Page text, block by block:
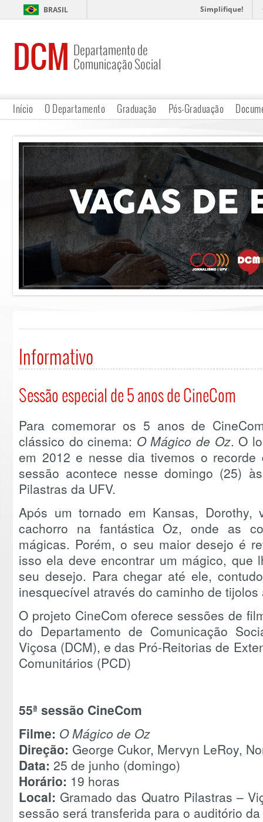
BRASIL Simplifique!
DCM Departamento de
Comunicação Social
Início O Departamento Graduação Pós-Graduação
Informativo
Sessão especial de 5 anos de CineCom
Para comemorar os 5 anos de
clássico do cinema: O Mágico de Oz. O
em 2012 e nesse dia tivemos o
sessão acontece nesse domingo (25)
Pilastras da UFV.
Após um tornado em Kansas,
cachorro na fantástica Oz, onde as
mágicas. Porém, o seu maior desejo é
isso ela deve encontrar um mágico, que
seu desejo. Para chegar até ele,
inesquecível através do caminho de tijolos
O projeto CineCom oferece sessões de
do Departamento de Comunicação
Viçosa (DCM), e das Pró-Reitorias de
Comunitários (PCD)
55ª sessão CineCom
Filme: O Mágico de Oz
Direção: George Cukor, Mervyn LeRoy,
Data: 25 de junho (domingo)
Horário: 19 horas
Local: Gramado das Quatro Pilastras –
sessão será transferida para o auditório